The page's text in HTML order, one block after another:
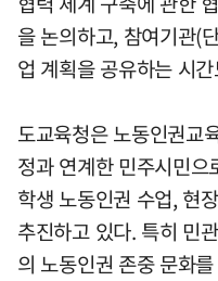
을 논의하고, 참여기관(
업 계획을 공유하는 시
도교육청은 노동인권교
정과 연계한 민주시민
학생 노동인권 수업, 현
추진하고 있다. 특히 민
의 노동인권 존중 문화